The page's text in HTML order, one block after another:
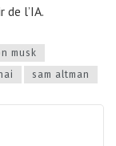
de l’IA.
musk
sam altman